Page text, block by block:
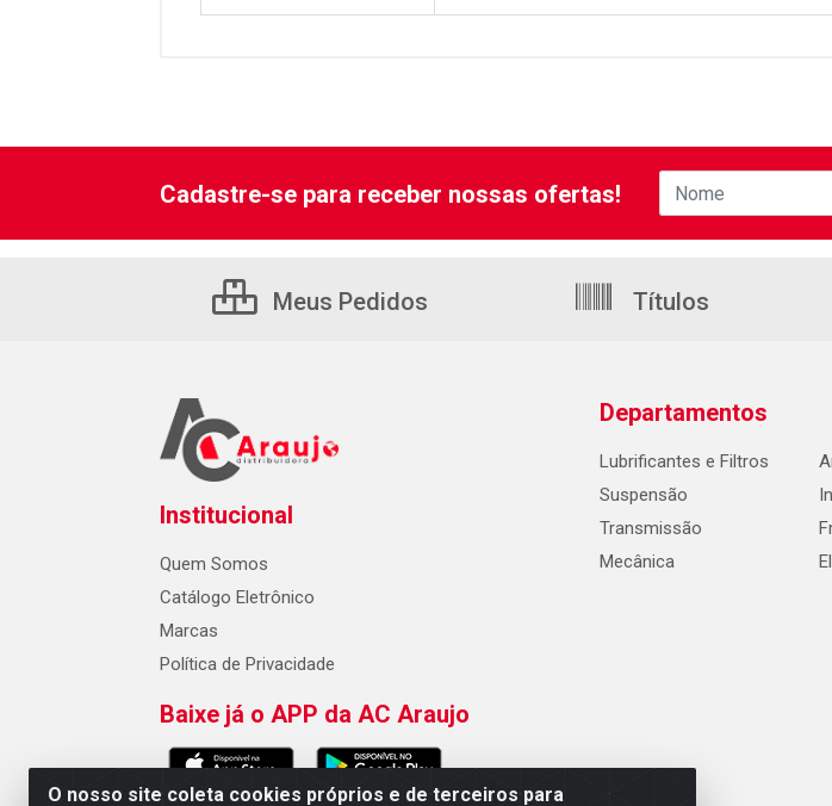
O nosso site coleta cookies próprios e de terceiros para
Cadastre-se para receber nossas ofertas!
Meus Pedidos Títulos
Institucional
Quem Somos
Catálogo Eletrônico
Marcas
Política de Privacidade
Baixe já o APP da AC Araujo
Departamentos
Lubrificantes e Filtros
Suspensão
Transmissão
Mecânica